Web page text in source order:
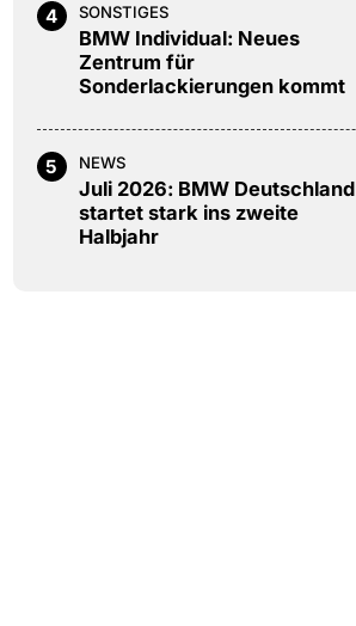
4 SONSTIGES
BMW Individual: Neues
Zentrum für
Sonderlackierungen kommt
5 NEWS
Juli 2026: BMW Deutschland
startet stark ins zweite
Halbjahr